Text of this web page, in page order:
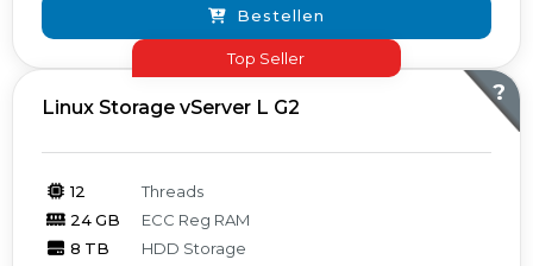
Bestellen
?
Top Seller
Linux Storage vServer L G2
12
Threads
24 GB
ECC Reg RAM
8 TB
HDD Storage